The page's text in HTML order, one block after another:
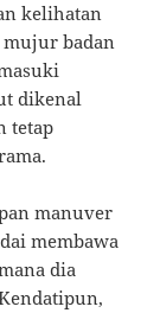
kelihatan
badan
dikenal
tetap
manuver
membawa
dia